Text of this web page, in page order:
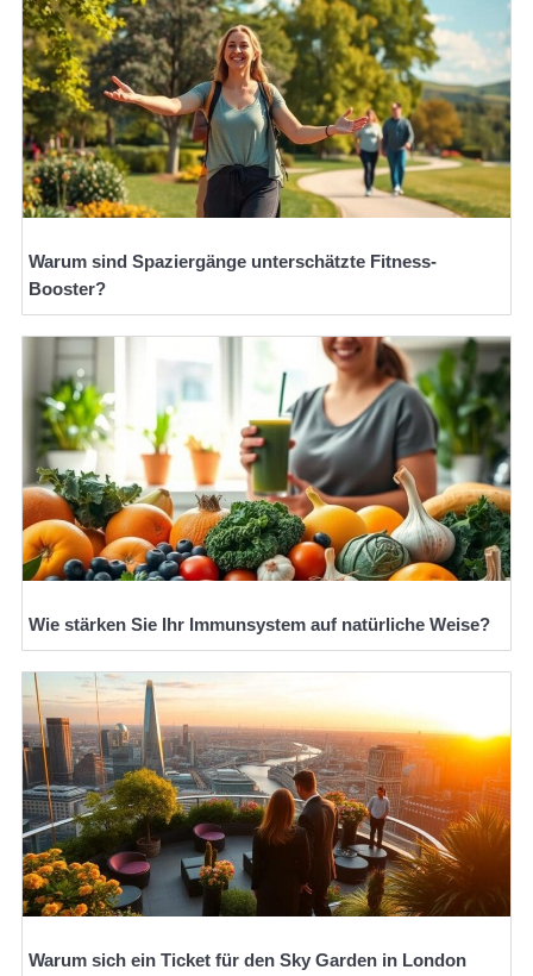
Warum sind Spaziergänge unterschätzte Fitness-
Booster?
Wie stärken Sie Ihr Immunsystem auf natürliche Weise?
Warum sich ein Ticket für den Sky Garden in London